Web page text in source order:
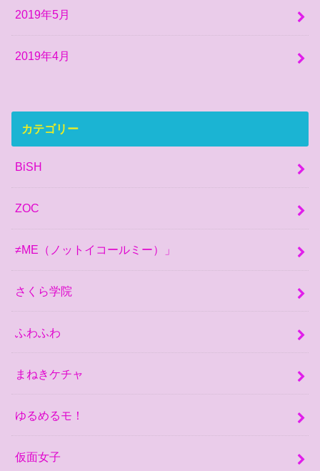
2019年5月
2019年4月
カテゴリー
BiSH
ZOC
≠ME（ノットイコールミー）」
さくら学院
ふわふわ
まねきケチャ
ゆるめるモ！
仮面女子